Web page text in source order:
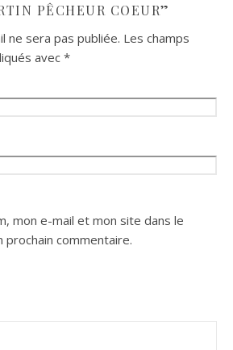
PÊCHEUR COEUR”
ne sera pas publiée. Les champs
avec *
mon e-mail et mon site dans le
commentaire.